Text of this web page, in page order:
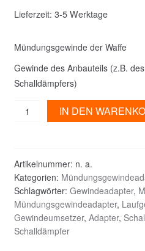
Lieferzeit: 3-5 Werktage
Mündungsgewinde der Waffe
Gewinde des Anbauteils (z.B. des
Schalldämpfers)
Mündungsgewindeadapter
IN DEN
Artikelnummer: n. a.
Kategorien:
Schlagwörter: Gewindeadapter,
Mündungsgewindeadapter,
Gewindeumsetzer, Adapter,
Schalldämpfer